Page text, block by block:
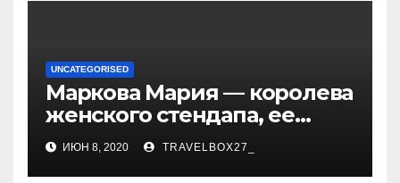
UNCATEGORISED
Маркова Мария — королева
женского стендапа, ее
биография, самые
смешные выступления,
ИЮН 8, 2020 TRAVELBOX27_